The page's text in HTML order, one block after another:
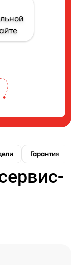
Гарантия